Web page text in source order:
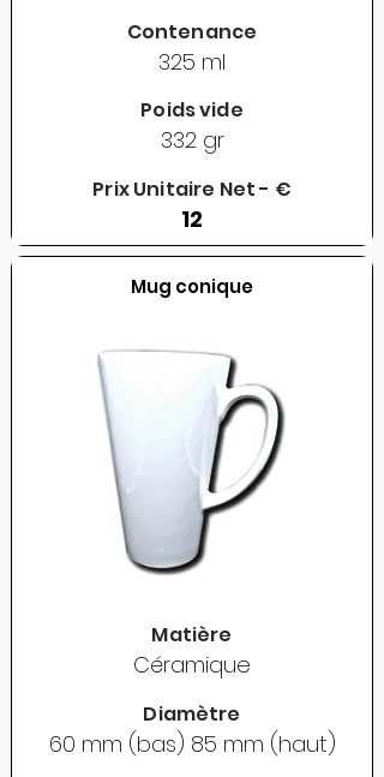
Contenance
325 ml
Poids vide
332 gr
Prix Unitaire Net - €
12
Mug conique
Matière
Céramique
Diamètre
60 mm (bas) 85 mm (haut)